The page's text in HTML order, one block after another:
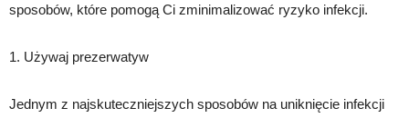
sposobów, które pomogą Ci zminimalizować ryzyko infekcji.
1. Używaj prezerwatyw
Jednym z najskuteczniejszych sposobów na uniknięcie infekcji